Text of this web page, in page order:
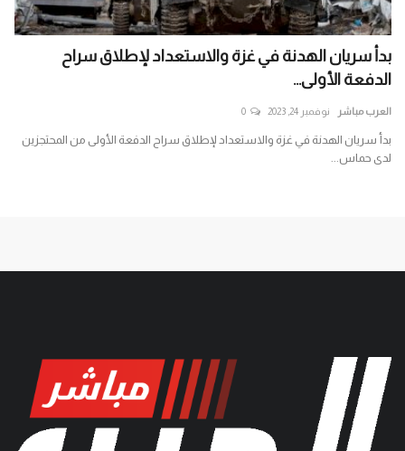
بدأ سريان الهدنة في غزة والاستعداد لإطلاق سراح
الدفعة الأولى...
العرب مباشر نوفمبر 24, 2023 0
بدأ سريان الهدنة في غزة والاستعداد لإطلاق سراح الدفعة الأولى من المحتجزين
لدى حماس...